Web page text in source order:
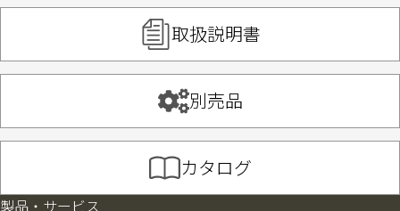
取扱説明書
別売品
カタログ
製品・サービス